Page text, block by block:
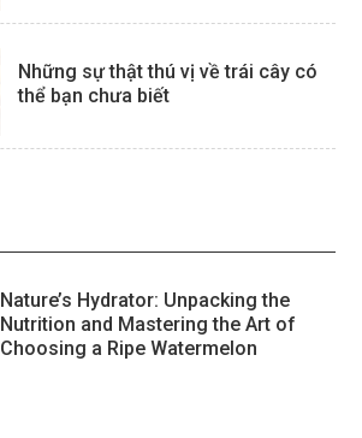
Những sự thật thú vị về trái cây có
thể bạn chưa biết
Nature’s Hydrator: Unpacking the
Nutrition and Mastering the Art of
Choosing a Ripe Watermelon